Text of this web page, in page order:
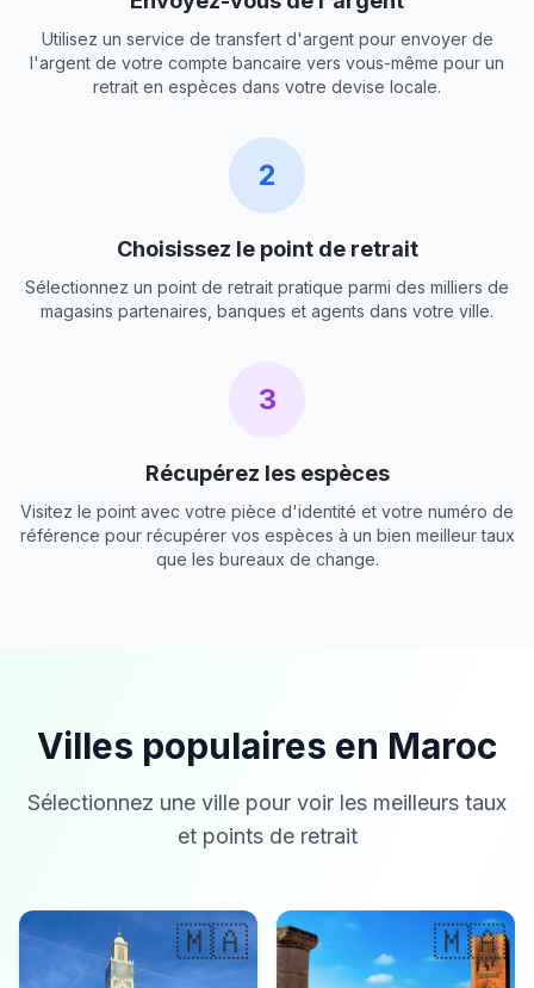
Utilisez un service de transfert d'argent pour envoyer de
l'argent de votre compte bancaire vers vous-même pour un
retrait en espèces dans votre devise locale.
2
Choisissez le point de retrait
Sélectionnez un point de retrait pratique parmi des milliers de
magasins partenaires, banques et agents dans votre ville.
3
Récupérez les espèces
Visitez le point avec votre pièce d'identité et votre numéro de
référence pour récupérer vos espèces à un bien meilleur taux
que les bureaux de change.
Villes populaires en Maroc
Sélectionnez une ville pour voir les meilleurs taux
et points de retrait
🇲🇦 🇲🇦